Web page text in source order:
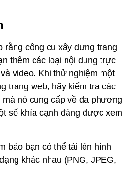
rằng công cụ xây dựng trang
thêm các loại nội dung trực
video. Khi thử nghiệm một
trang web, hãy kiểm tra các
mà nó cung cấp về đa phương
số khía cạnh đáng được xem
bảo bạn có thể tải lên hình
khác nhau (PNG, JPEG,